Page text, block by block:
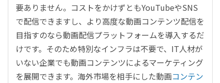
要ありません。コストをかけずともYouTubeやSNS
で配信できますし、より高度な動画コンテンツ配信を
目指すのなら動画配信プラットフォームを導入するだ
けです。そのため特別なインフラは不要で、IT人材が
いない企業でも動画コンテンツによるマーケティング
を展開できます。海外市場を相手にした動画コンテン